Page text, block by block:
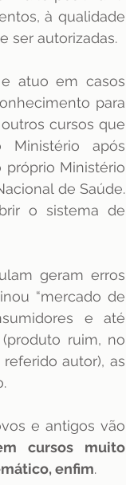
à qualidade
ser autorizadas.
atuo em casos
para
cursos que
Ministério após
próprio Ministério
de Saúde.
o sistema de
geram erros
“mercado de
e até
ruim, no
autor), as
e antigos vão
cursos muito
enfim.